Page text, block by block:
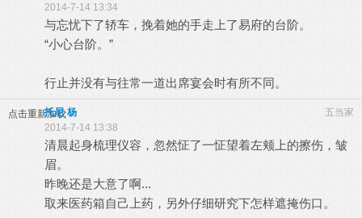
2014-7-14 13:34
与忘忧下了轿车，挽着她的手走上了易府的台阶。
“小心台阶。”
行止并没有与往常一道出席宴会时有所不同。
点击重新加载 五当家
托尼·杨
2014-7-14 13:38
清晨起身梳理仪容，忽然怔了一怔望着左颊上的擦伤，皱
眉。
昨晚还是大意了啊...
取来医药箱自己上药，另外仔细研究下怎样遮掩伤口。